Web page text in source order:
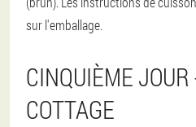
sur l'emballage.
CINQUIÈME
COTTAGE